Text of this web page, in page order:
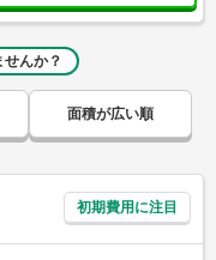
んか？
面積が広い順
初期費用に注目